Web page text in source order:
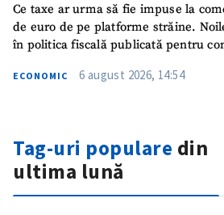
Ce taxe ar urma să fie impuse la
de euro de pe platforme străine.
în politica fiscală publicată pentru
ECONOMIC 6 august 2026, 14:54
Tag-uri populare din
ultima lună